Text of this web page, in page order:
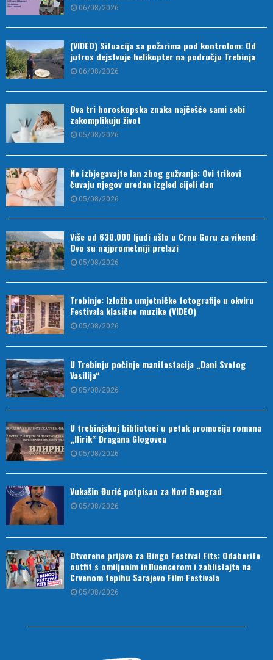
06/08/2026
(VIDEO) Situacija sa požarima pod kontrolom: Od
jutros dejstvuje helikopter na području Trebinja
06/08/2026
Ova tri horoskopska znaka najčešće sami sebi
zakomplikuju život
05/08/2026
Ne izbjegavajte lan zbog gužvanja: Ovi trikovi
čuvaju njegov uredan izgled cijeli dan
05/08/2026
Više od 630.000 ljudi ušlo u Crnu Goru za vikend:
Ovo su najprometniji prelazi
05/08/2026
Trebinje: Izložba umjetničke fotografije u okviru
Festivala klasične muzike (VIDEO)
05/08/2026
U Trebinju počinje manifestacija „Dani Svetog
Vasilija“
05/08/2026
U trebinjskoj biblioteci u petak promocija romana
„Ilirik“ Dragana Glogovca
05/08/2026
Vukašin Đurić potpisao za Novi Beograd
05/08/2026
Otvorene prijave za Bingo Festival Fits: Odaberite
outfit s omiljenim influencerom i zablistajte na
Crvenom tepihu Sarajevo Film Festivala
05/08/2026